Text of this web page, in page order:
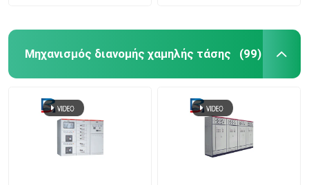
Μηχανισμός διανομής χαμηλής τάσης (99)